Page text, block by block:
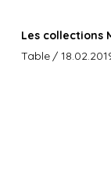
Les collections
Table /